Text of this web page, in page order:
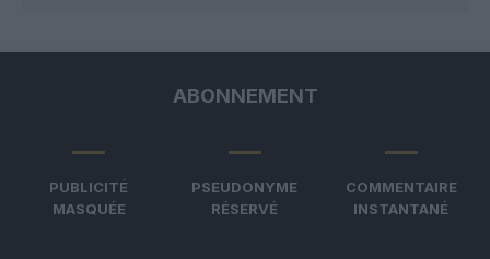
ABONNEMENT
PUBLICITÉ
MASQUÉE
PSEUDONYME
RÉSERVÉ
COMMENTAIRE
INSTANTANÉ